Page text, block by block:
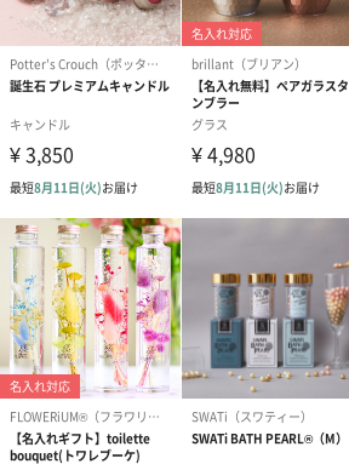
紅茶・コーヒー・スイーツを同梱してお
への＋αにおすすめです。
アールグレイ（HAPPY
BIRTHDAY TO YOU）
（660円）
アールグレイテ
（660円）